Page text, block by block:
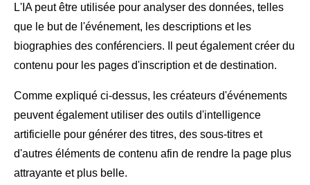
L'IA peut être utilisée pour analyser des données, telles
que le but de l'événement, les descriptions et les
biographies des conférenciers. Il peut également créer du
contenu pour les pages d'inscription et de destination.
Comme expliqué ci-dessus, les créateurs d'événements
peuvent également utiliser des outils d'intelligence
artificielle pour générer des titres, des sous-titres et
d'autres éléments de contenu afin de rendre la page plus
attrayante et plus belle.